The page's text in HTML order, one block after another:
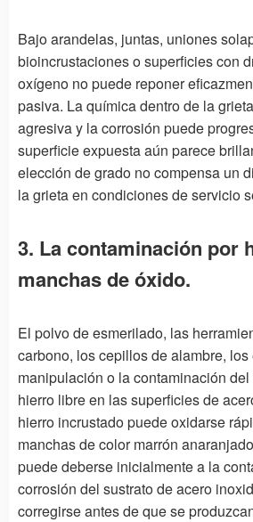
Bajo arandelas, juntas, uniones
bioincrustaciones o superficies con
oxígeno no puede reponer
pasiva. La química dentro de la
agresiva y la corrosión puede
superficie expuesta aún parece
elección de grado no compensa un
la grieta en condiciones de servicio
3. La contaminación por
manchas de óxido.
El polvo de esmerilado, las
carbono, los cepillos de alambre,
manipulación o la contaminación
hierro libre en las superficies de
hierro incrustado puede oxidarse
manchas de color marrón
puede deberse inicialmente a la
corrosión del sustrato de acero
corregirse antes de que se